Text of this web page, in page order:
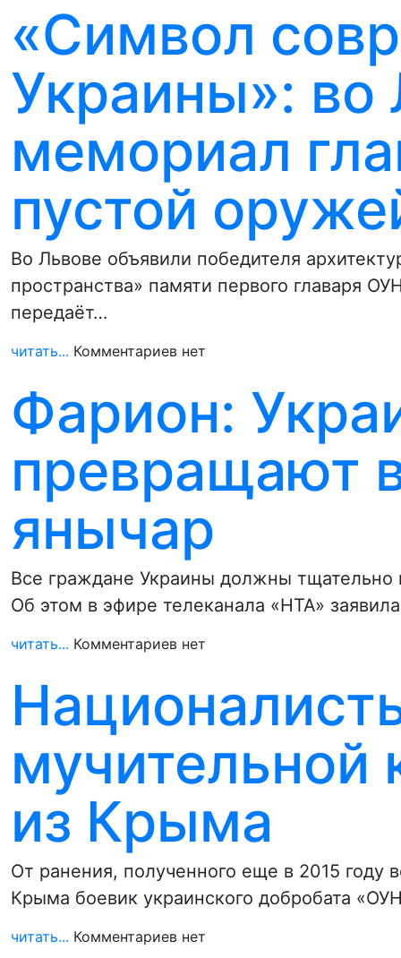
«Символ
Украины»: во
мемориал
пустой
Во Львове объявили победителя
пространства» памяти первого главаря
передаёт…
читать... Комментариев нет
Фарион:
превращают
янычар
Все граждане Украины должны тщательно
Об этом в эфире телеканала «НТА»
читать... Комментариев нет
мучительной
из Крыма
От ранения, полученного еще в 2015 году
Крыма боевик украинского добробата
читать... Комментариев нет